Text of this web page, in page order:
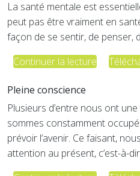
La santé mentale est
peut pas être vraiment en
façon de se sentir, de penser,
Continuer la lecture
Pleine conscience
Plusieurs d’entre nous ont
sommes constamment
prévoir l’avenir. Ce faisant,
attention au présent, c’est-à-